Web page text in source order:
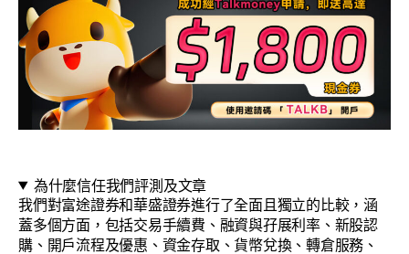
為什麼信任我們評測及文章
我們對富途證券和華盛證券進行了全面且獨立的比較，涵
蓋多個方面，包括交易手續費、融資與孖展利率、新股認
購、開戶流程及優惠、資金存取、貨幣兌換、轉倉服務、